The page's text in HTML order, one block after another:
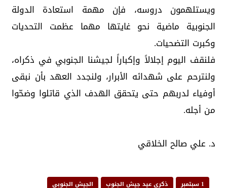
ويستلهمون دروسه، فإن مهمة استعادة الدولة
الجنوبية ماضية نحو غايتها مهما عظمت التحديات
وكبرت التضحيات.
فلنقف اليوم إجلالاً وإكباراً لجيشنا الجنوبي في ذكراه،
ولنترحم على شهدائه الأبرار، ولنجدد العهد بأن نبقى
أوفياء لدربهم حتى يتحقق الهدف الذي قاتلوا وضحّوا
من أجله.
د. علي صالح الخلاقي
1 سبتمبر ذكرى عيد جيش الجنوب
الجيش الجنوبي